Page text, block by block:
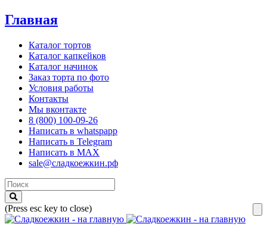
Главная
Каталог тортов
Каталог капкейков
Каталог начинок
Заказ торта по фото
Условия работы
Контакты
Мы вконтакте
8 (800) 100-09-26
Написать в whatspapp
Написать в Telegram
Написать в MAX
sale@сладкоежкин.рф
(Press esc key to close)